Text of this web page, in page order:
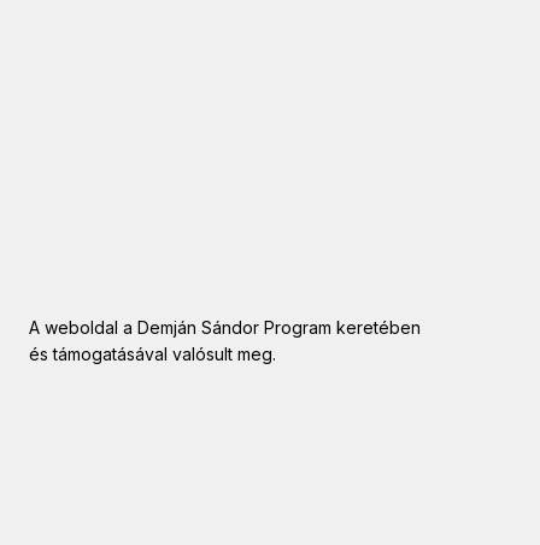
A weboldal a Demján Sándor Program keretében
és támogatásával valósult meg.